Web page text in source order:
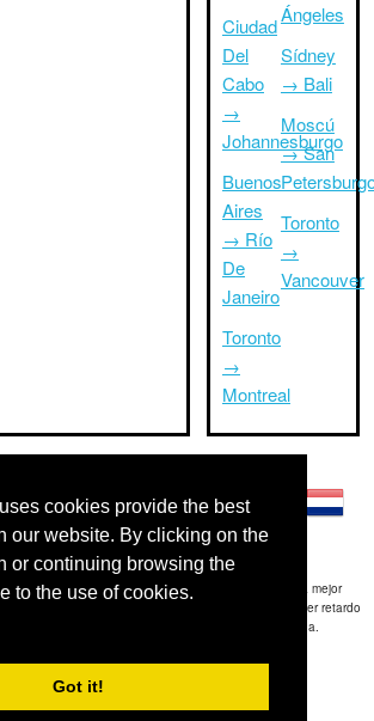
cookies provide the best
our website. By clicking on the
or continuing browsing the
to the use of cookies.
Got it!
Ciudad
Del
Cabo
→
Johannesburgo
Buenos
Aires
→ Río
De
Janeiro
Toronto
→
Montreal
Ángeles
Sídney
→ Bali
Moscú
→ San
Toronto
→
Vancouver
La información mostrada en este sitio es nuestra mejor
no es responsable de cualquier retardo
daños resultaron de la información proporcionada.
2015-2026
Contact Usfor feedback.